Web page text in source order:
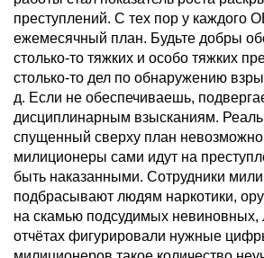
преступлений. С тех пор у каждого
ежемесячный план. Будьте добры
столько-то тяжких и особо тяжких
столько-то дел по обнаружению
д. Если не обеспечиваешь,
дисциплинарным взысканиям.
спущенный сверху план
милиционеры сами идут на
быть наказанными. Сотрудники
подбрасывают людям наркотики,
на скамью подсудимых
отчётах фигурировали нужные